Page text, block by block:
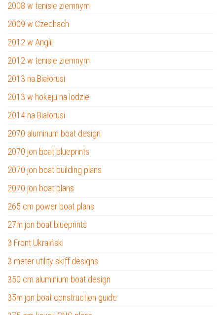
2008 w tenisie ziemnym
2009 w Czechach
2012 w Anglii
2012 w tenisie ziemnym
2013 na Białorusi
2013 w hokeju na lodzie
2014 na Białorusi
2070 aluminum boat design
2070 jon boat blueprints
2070 jon boat building plans
2070 jon boat plans
265 cm power boat plans
27m jon boat blueprints
3 Front Ukraiński
3 meter utility skiff designs
350 cm aluminium boat design
35m jon boat construction guide